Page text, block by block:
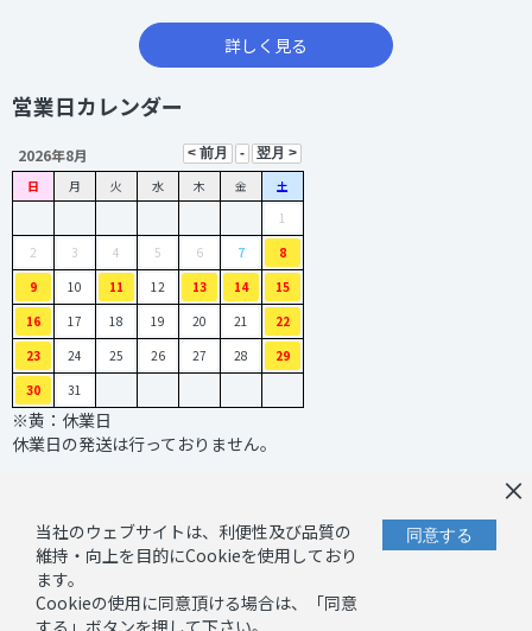
×
当社のウェブサイトは、利便性及び品質の
維持・向上を目的にCookieを使用しており
ます。
Cookieの使用に同意頂ける場合は、「同意
する」ボタンを押して下さい。
同意する
詳しく見る
営業日カレンダー
2026年8月
日 月 火 水 木 金
土
1
2
3 4 5 6 7
8
9
10 11 12 13 14
15
16
17 18 19 20 21
22
23
24 25 26 27 28
29
30
31
※黄：休業日
休業日の発送は行っておりません。
お問い合わせ｜プライバシーポリシー